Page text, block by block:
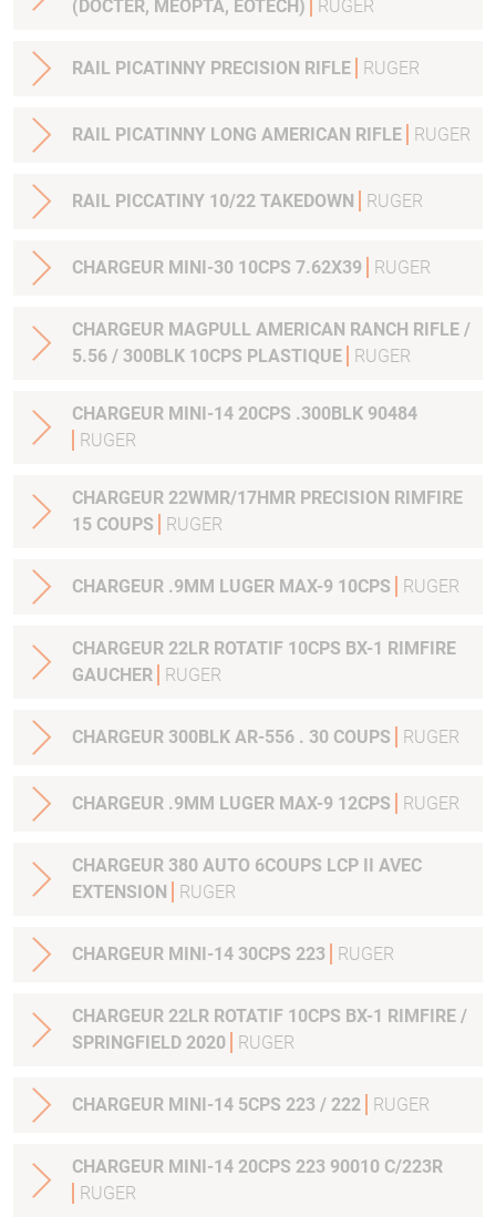
(DOCTER, MEOPTA, EOTECH) RUGER
RAIL PICATINNY PRECISION RIFLE RUGER
RAIL PICATINNY LONG AMERICAN RIFLE RUGER
RAIL PICCATINY 10/22 TAKEDOWN RUGER
CHARGEUR MINI-30 10CPS 7.62X39 RUGER
CHARGEUR MAGPULL AMERICAN RANCH RIFLE /
5.56 / 300BLK 10CPS PLASTIQUE
RUGER
CHARGEUR MINI-14 20CPS .300BLK 90484
RUGER
CHARGEUR 22WMR/17HMR PRECISION RIMFIRE
15 COUPS
RUGER
CHARGEUR .9MM LUGER MAX-9 10CPS RUGER
CHARGEUR 22LR ROTATIF 10CPS BX-1 RIMFIRE
GAUCHER
RUGER
CHARGEUR 300BLK AR-556 . 30 COUPS RUGER
CHARGEUR .9MM LUGER MAX-9 12CPS RUGER
CHARGEUR 380 AUTO 6COUPS LCP II AVEC
EXTENSION
RUGER
CHARGEUR MINI-14 30CPS 223 RUGER
CHARGEUR 22LR ROTATIF 10CPS BX-1 RIMFIRE /
SPRINGFIELD 2020
RUGER
CHARGEUR MINI-14 5CPS 223 / 222 RUGER
CHARGEUR MINI-14 20CPS 223 90010 C/223R
RUGER